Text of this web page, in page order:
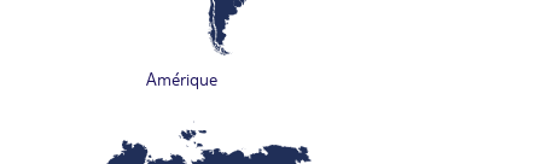
Amérique